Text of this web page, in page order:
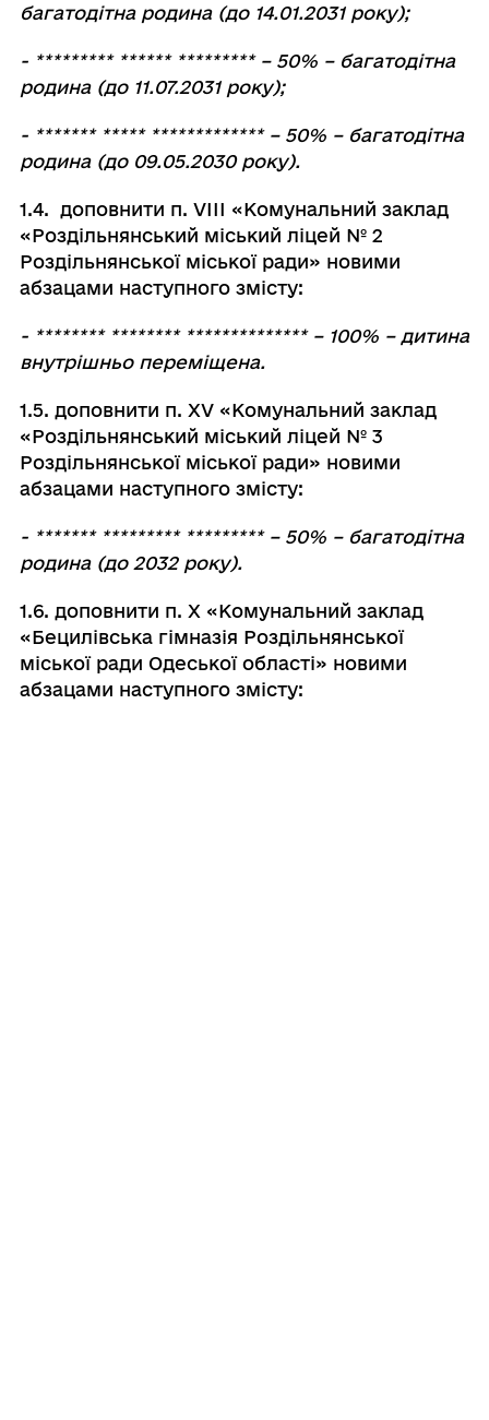
багатодітна родина (до 14.01.2031 року);
- ********* ****** ********* – 50% – багатодітна
родина (до 11.07.2031 року);
- ******* ***** ************* – 50% – багатодітна
родина (до 09.05.2030 року).
1.4. доповнити п. VІІІ «Комунальний заклад
«Роздільнянський міський ліцей № 2
Роздільнянської міської ради» новими
абзацами наступного змісту:
- ******** ******** ************** – 100% – дитина
внутрішньо переміщена.
1.5. доповнити п. ХV «Комунальний заклад
«Роздільнянський міський ліцей № 3
Роздільнянської міської ради» новими
абзацами наступного змісту:
- ******* ********* ********* – 50% – багатодітна
родина (до 2032 року).
1.6. доповнити п. Х «Комунальний заклад
«Бецилівська гімназія Роздільнянської
міської ради Одеської області» новими
абзацами наступного змісту: